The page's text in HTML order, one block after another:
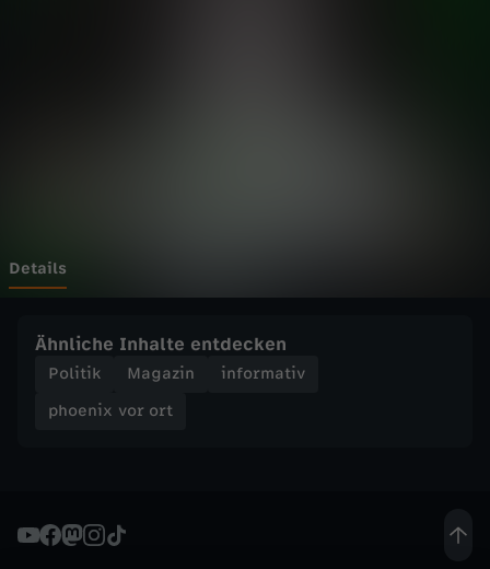
t
H
e
Details
Ähnliche Inhalte entdecken
Politik Magazin
informativ
phoenix vor ort